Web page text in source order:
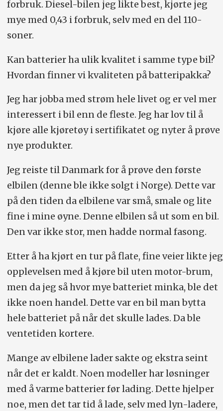
forbruk. Diesel-bilen jeg likte best, kjørte jeg
mye med 0,43 i forbruk, selv med en del 110-
soner.
Kan batterier ha ulik kvalitet i samme type bil?
Hvordan finner vi kvaliteten på batteripakka?
Jeg har jobba med strøm hele livet og er vel mer
interessert i bil enn de fleste. Jeg har lov til å
kjøre alle kjøretøy i sertifikatet og nyter å prøve
nye produkter.
Jeg reiste til Danmark for å prøve den første
elbilen (denne ble ikke solgt i Norge). Dette var
på den tiden da elbilene var små, smale og lite
fine i mine øyne. Denne elbilen så ut som en bil.
Den var ikke stor, men hadde normal fasong.
Etter å ha kjørt en tur på flate, fine veier likte jeg
opplevelsen med å kjøre bil uten motor-brum,
men da jeg så hvor mye batteriet minka, ble det
ikke noen handel. Dette var en bil man bytta
hele batteriet på når det skulle lades. Da ble
ventetiden kortere.
Mange av elbilene lader sakte og ekstra seint
når det er kaldt. Noen modeller har løsninger
med å varme batterier før lading. Dette hjelper
noe, men det tar tid å lade, selv med lyn-ladere,